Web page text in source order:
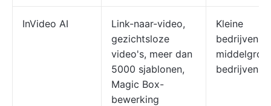
InVideo AI
Link-naar-video,
gezichtsloze
video's, meer dan
5000 sjablonen,
Magic Box-
bewerking
Kleine
bedrijven,
middelgrote
bedrijven